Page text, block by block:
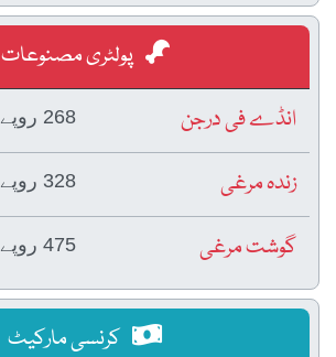
پولٹری مصنوعات
انڈے فی درجن
268 روپے
زندہ مرغی 328 روپے
گوشت مرغی 475 روپے
کرنسی مارکیٹ